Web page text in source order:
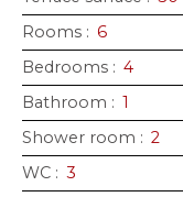
Rooms : 6
Bedrooms : 4
Bathroom : 1
Shower room : 2
WC : 3